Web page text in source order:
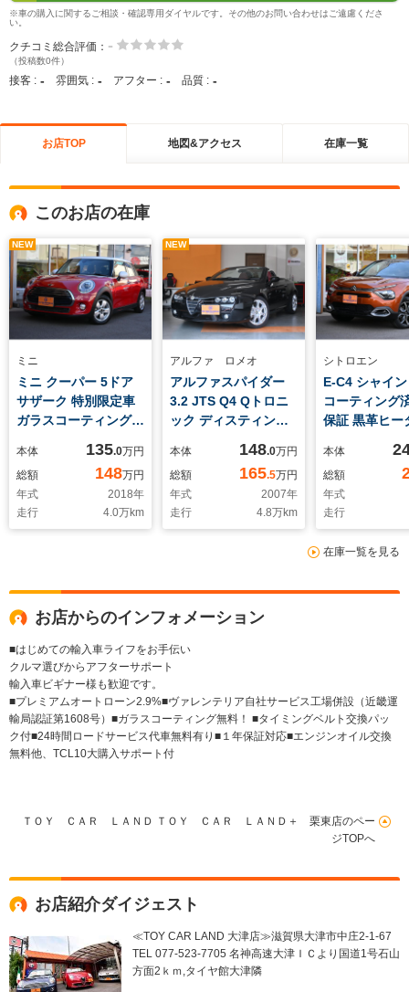
※車の購入に関するご相談・確認専用ダイヤルです。その他のお問い合わせはご遠慮くださ
い。
クチコミ総合評価： -
（投稿数0件）
接客 : - 雰囲気 : - アフター : - 品質 : -
お店TOP 地図&アクセス 在庫一覧
このお店の在庫
NEW
ミニ
ミニ クーパー 5ドア
サザーク 特別限定車
ガラスコーティング済
革スポーツシート&ヒ
ーター LED ナビ コン
フォートアクセス ホ
ワイトターンシグナル
ライト トランクスト
本体 135.0万円
総額
148万円
年式
2018年
走行
4.0万km
NEW
アルファ ロメオ
アルファスパイダー
3.2 JTS Q4 Qトロニ
ック ディスティンク
ァリーナ 3.2L V6
260ps フルタイム
4WD Q4+Q-トロニッ
ク シーケンシャル6速
AT ナビTV ETC Bカ
ヒーター キセノン ク
ルコン ガラスコーテ
受渡し
本体 148.0万円
総額
165.5万円
年式
2007年
走行
4.8万km
シトロエン
E-C4 シャイ
コーティング
保証 黒革ヒー
メラ ヘッドア
ィスプレイ ド
前後 LED プ
シブハイドロ
ション アクテ
ルコン レーン
ム
本体
総額
年式
走行
在庫一覧を見る
お店からのインフォメーション
■はじめての輸入車ライフをお手伝い
クルマ選びからアフターサポート
輸入車ビギナー様も歓迎です。
■プレミアムオートローン2.9%■ヴァレンテリア自社サービス工場併設（近畿運
輸局認証第1608号）■ガラスコーティング無料！ ■タイミングベルト交換パッ
ク付■24時間ロードサービス代車無料有り■１年保証対応■エンジンオイル交換
無料他、TCL10大購入サポート付
ＴＯＹ ＣＡＲ ＬＡＮＤ ＴＯＹ ＣＡＲ ＬＡＮＤ＋ 栗東店のペー
ジTOPへ
お店紹介ダイジェスト
≪TOY CAR LAND 大津店≫滋賀県大津市中庄2-1-67
TEL 077-523-7705 名神高速大津ＩＣより国道1号石山
方面2ｋｍ,タイヤ館大津隣